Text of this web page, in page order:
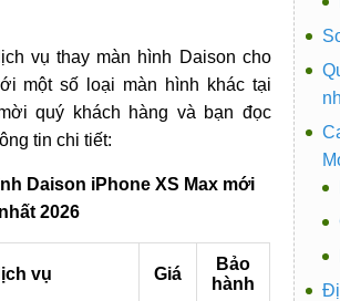
vụ thay màn hình Daison cho
một số loại màn hình khác tại
quý khách hàng và bạn đọc
tin chi tiết:
Daison iPhone XS Max mới
nhất 2026
vụ Giá
Bảo
hành